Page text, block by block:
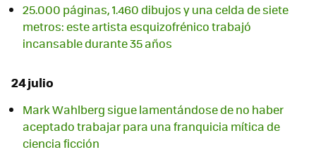
25.000 páginas, 1.460 dibujos y una celda de siete
metros: este artista esquizofrénico trabajó
incansable durante 35 años
24 julio
Mark Wahlberg sigue lamentándose de no haber
aceptado trabajar para una franquicia mítica de
ciencia ficción